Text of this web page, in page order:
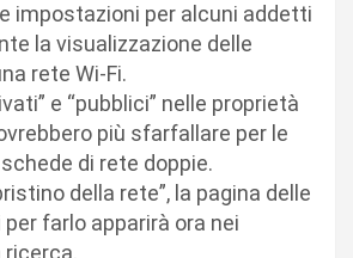
impostazioni per alcuni addetti
la visualizzazione delle
rete Wi-Fi.
e “pubblici” nelle proprietà
più sfarfallare per le
di rete doppie.
della rete”, la pagina delle
farlo apparirà ora nei